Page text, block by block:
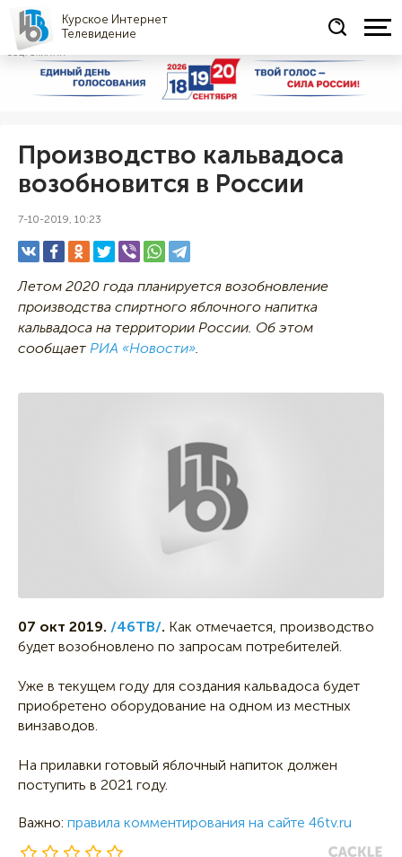
Курское Интернет
Телевидение
СОЦРЕКЛАМА
Производство кальвадоса
возобновится в России
7-10-2019, 10:23
Летом 2020 года планируется возобновление
производства спиртного яблочного напитка
кальвадоса на территории России. Об этом
сообщает РИА «Новости»
07 окт 2019. /46ТВ/. Как отмечается, производство
будет возобновлено по запросам потребителей.
Уже в текущем году для создания кальвадоса будет
приобретено оборудование на одном из местных
винзаводов.
На прилавки готовый яблочный напиток должен
поступить в 2021 году.
Важно: правила комментирования на сайте 46tv.ru